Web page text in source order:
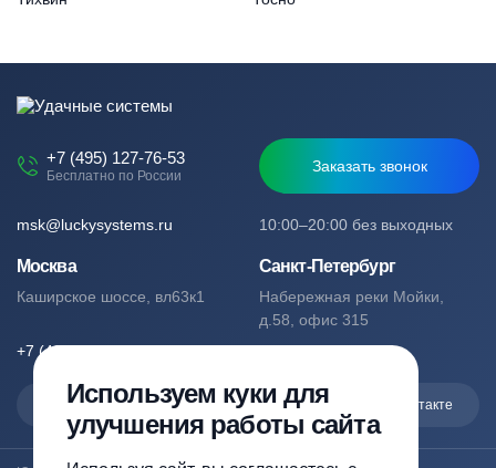
+7 (495) 127-76-53
Бесплатно по России
Заказать звонок
10:00–20:00 без выходных
msk@luckysystems.ru
Москва
Каширское шоссе, вл63к1
+7 (495) 127-76-53
Санкт-Петербург
Набережная реки Мойки,
д.58, офис 315
+7 (812) 244-49-61
Max Telegram Вконтакте
Используем куки для
улучшения работы сайта